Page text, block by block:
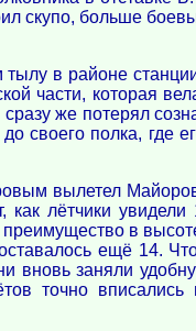
скупо, больше
в районе
части, которая
же потерял
своего полка, где
вылетел
лётчики увидели
в
ещё 14.
вновь заняли
точно